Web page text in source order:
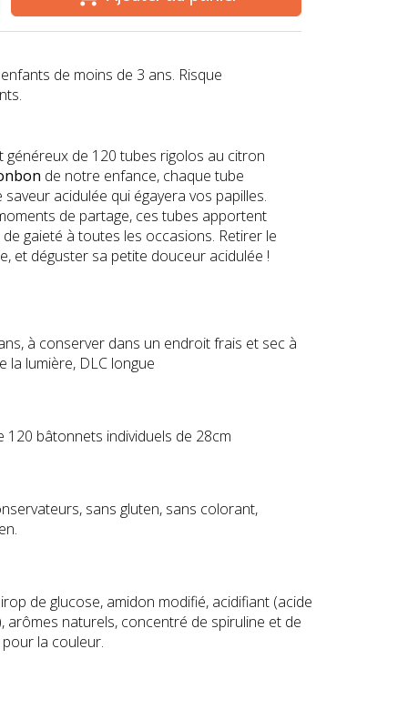
de moins de 3 ans. Risque
de 120 tubes rigolos au citron
de notre enfance, chaque tube
acidulée qui égayera vos papilles.
de partage, ces tubes apportent
gaieté à toutes les occasions. Retirer le
et déguster sa petite douceur acidulée !
à conserver dans un endroit frais et sec à
la lumière, DLC longue
120 bâtonnets individuels de 28cm
sans gluten, sans colorant,
de glucose, amidon modifié, acidifiant (acide
arômes naturels, concentré de spiruline et de
la couleur.